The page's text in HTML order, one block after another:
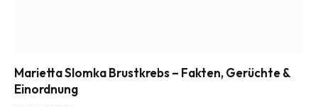
Marietta Slomka Brustkrebs – Fakten, Gerüchte &
Einordnung